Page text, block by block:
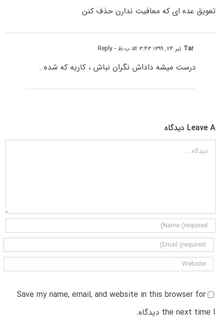
تعویق عده ای که معافیت ندارن حذف کنن
Tar تیر ۲۴, ۱۳۹۹ at ۳:۴۳ ب٫ظ - Reply
درست میشه داداش نگران نباش ، کاریه که شده .
Leave A دیدگاه
دیدگاه
Save my name, email, and website in this browser for
the next time I دیدگاه.